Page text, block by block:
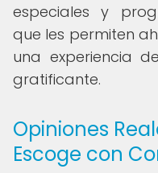
especiales y
que les permiten
una experiencia
gratificante.
Opiniones
Escoge con